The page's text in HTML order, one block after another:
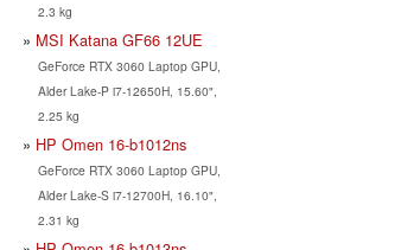
2.3 kg
MSI Katana GF66 12UE
GeForce RTX 3060 Laptop GPU,
Alder Lake-P i7-12650H, 15.60",
2.25 kg
HP Omen 16-b1012ns
GeForce RTX 3060 Laptop GPU,
Alder Lake-S i7-12700H, 16.10",
2.31 kg